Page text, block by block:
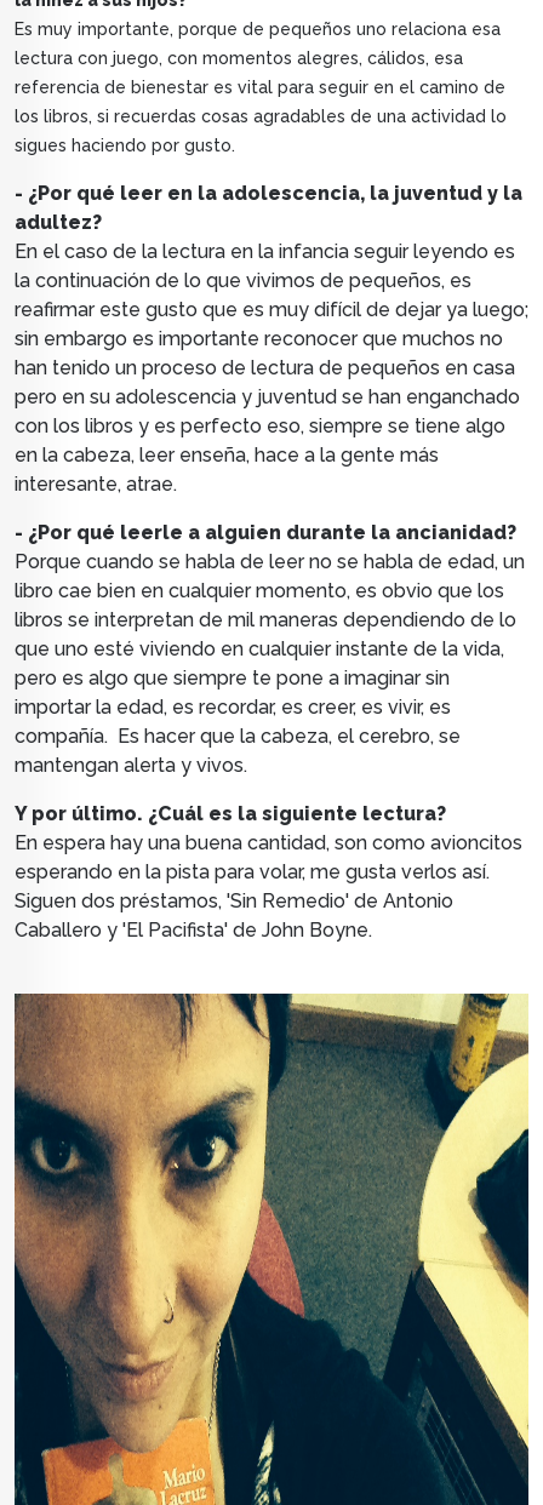
Es muy importante, porque de pequeños uno relaciona esa
lectura con juego, con momentos alegres, cálidos, esa
referencia de bienestar es vital para seguir en el camino de
los libros, si recuerdas cosas agradables de una actividad lo
sigues haciendo por gusto.
- ¿Por qué leer en la adolescencia, la juventud y la
adultez?
En el caso de la lectura en la infancia seguir leyendo es
la continuación de lo que vivimos de pequeños, es
reafirmar este gusto que es muy difícil de dejar ya luego;
sin embargo es importante reconocer que muchos no
han tenido un proceso de lectura de pequeños en casa
pero en su adolescencia y juventud se han enganchado
con los libros y es perfecto eso, siempre se tiene algo
en la cabeza, leer enseña, hace a la gente más
interesante, atrae.
- ¿Por qué leerle a alguien durante la ancianidad?
Porque cuando se habla de leer no se habla de edad, un
libro cae bien en cualquier momento, es obvio que los
libros se interpretan de mil maneras dependiendo de lo
que uno esté viviendo en cualquier instante de la vida,
pero es algo que siempre te pone a imaginar sin
importar la edad, es recordar, es creer, es vivir, es
compañía. Es hacer que la cabeza, el cerebro, se
mantengan alerta y vivos.
Y por último. ¿Cuál es la siguiente lectura?
En espera hay una buena cantidad, son como avioncitos
esperando en la pista para volar, me gusta verlos así.
Siguen dos préstamos, 'Sin Remedio' de Antonio
Caballero y 'El Pacifista' de John Boyne.